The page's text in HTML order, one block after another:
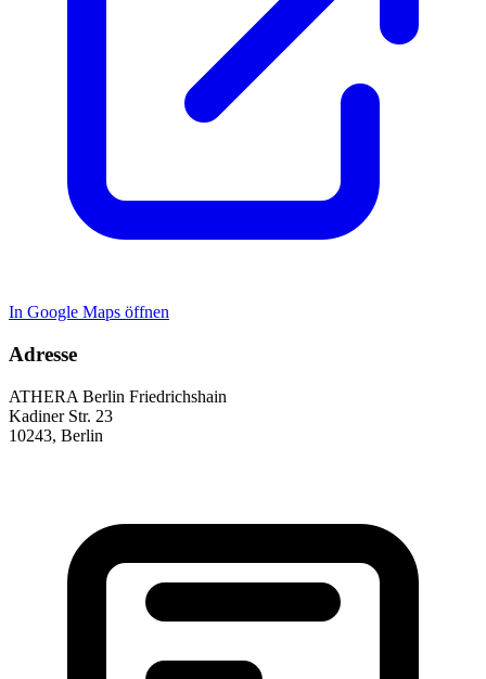
In Google Maps öffnen
Adresse
ATHERA Berlin Friedrichshain
Kadiner Str. 23
10243, Berlin